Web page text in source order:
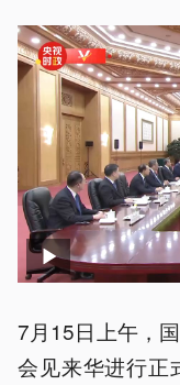
7月15日上午，
会见来华进行正